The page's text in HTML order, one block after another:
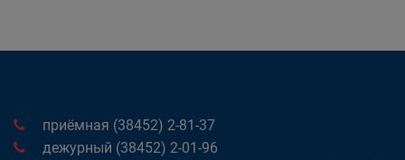
приёмная (38452) 2-81-37
дежурный (38452) 2-01-96